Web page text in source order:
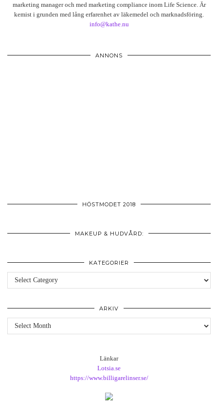
marketing manager och med marketing compliance inom Life Science. Är
kemist i grunden med lång erfarenhet av läkemedel och marknadsföring.
info@kathe.nu
ANNONS
HÖSTMODET 2018
MAKEUP & HUDVÅRD:
KATEGORIER
Kategorier
ARKIV
Arkiv
Länkar
Lotsia.se
https://www.billigarelinser.se/